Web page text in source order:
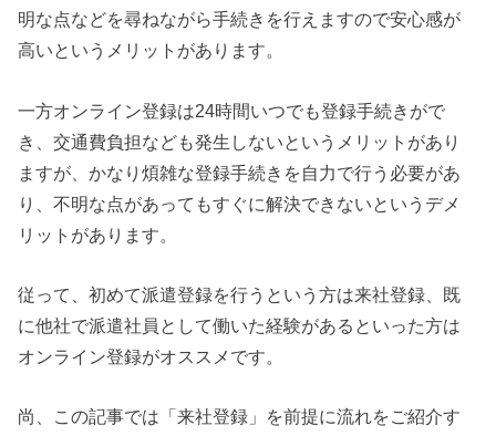
明な点などを尋ねながら手続きを行えますので安心感が
高いというメリットがあります。
一方オンライン登録は24時間いつでも登録手続きがで
き、交通費負担なども発生しないというメリットがあり
ますが、かなり煩雑な登録手続きを自力で行う必要があ
り、不明な点があってもすぐに解決できないというデメ
リットがあります。
従って、初めて派遣登録を行うという方は来社登録、既
に他社で派遣社員として働いた経験があるといった方は
オンライン登録がオススメです。
尚、この記事では「来社登録」を前提に流れをご紹介す